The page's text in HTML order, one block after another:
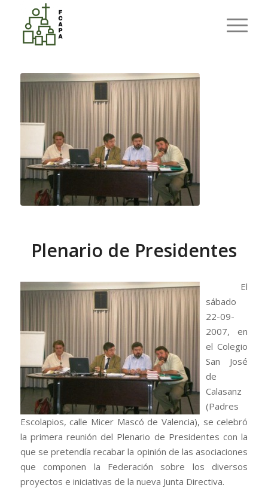
Últimas entradas
Usted está aquí:
Plenario de Presidentes
El
sábado
22-09-
2007, en
el Colegio
San José
de
Calasanz
(Padres
Escolapios, calle Micer Mascó de Valencia), se celebró
la primera reunión del Plenario de Presidentes con la
que se pretendía recabar la opinión de las asociaciones
que componen la Federación sobre los diversos
proyectos e iniciativas de la nueva Junta Directiva.